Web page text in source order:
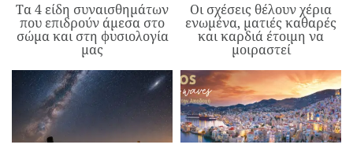
Τα 4 είδη συναισθημάτων
που επιδρούν άμεσα στο
σώμα και στη φυσιολογία
μας
Οι σχέσεις θέλουν χέρια
ενωμένα, ματιές καθαρές
και καρδιά έτοιμη να
μοιραστεί